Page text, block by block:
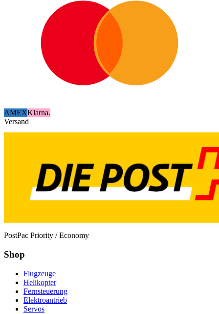
AMEXKlarna.
Versand
PostPac Priority / Economy
Shop
Flugzeuge
Helikopter
Fernsteuerung
Elektroantrieb
Servos